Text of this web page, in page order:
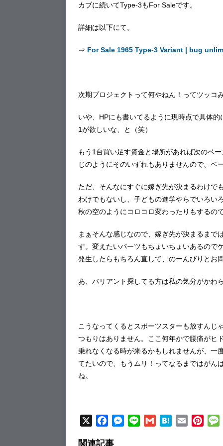
カブに続いてType-3もFor Saleです。
詳細は以下にて。
⇒ For Sale 1965 Type-3 Variant | bug
次期プロジェクトって何やねん！ってツッコ
いや、HPにも書いてるように現時点で具体
1が欲しいな、と（笑）
もう1台買い足す資金と場所があれば次のベ
じのようにそのいずれもありませんので、ベ
ただ、そんなにすぐに嫁ぎ先が決まるわけで
わけでもないし、子どもの進学やらでいろい
秋の空のようにコロコロ変わったりもするの
まぁそんな感じなので、嫁ぎ先が決まるまで
す。変えたいパーツもちょいちょいあるので
発生したらもちろん直して、のーんびりとお
あ、バリアント探してる方は私の気分がかわ
こうなってくるとスポーツスターも放すんじ
つもりはありません。ここ何年かで腰痛がヒ
乗れなくなる時が来るかもしれませんが、一
てたいので、もうムリ！ってなるまではがん
ね。
c
M
H
P
関連記事